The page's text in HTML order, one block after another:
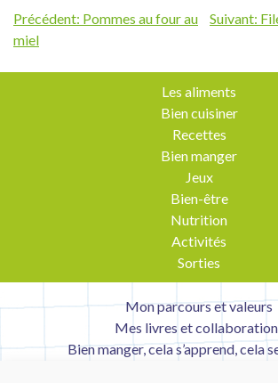
Navigation
de
l’article
Précédent: Pommes au four au
miel
Suivant:
Les aliments
Bien cuisiner
Recettes
Bien manger
Jeux
Bien-être
Nutrition
Activités
Sorties
Mon parcours et valeurs
Mes livres et
Bien manger, cela s’apprend, cela